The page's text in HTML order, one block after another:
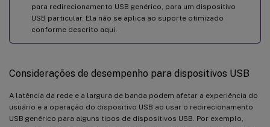
para redirecionamento USB genérico, para um dispositivo
USB particular. Ela não se aplica ao suporte otimizado
conforme descrito aqui.
Considerações de desempenho para dispositivos USB
A latência da rede e a largura de banda podem afetar a experiência do
usuário e a operação do dispositivo USB ao usar o redirecionamento
USB genérico para alguns tipos de dispositivos USB. Por exemplo,